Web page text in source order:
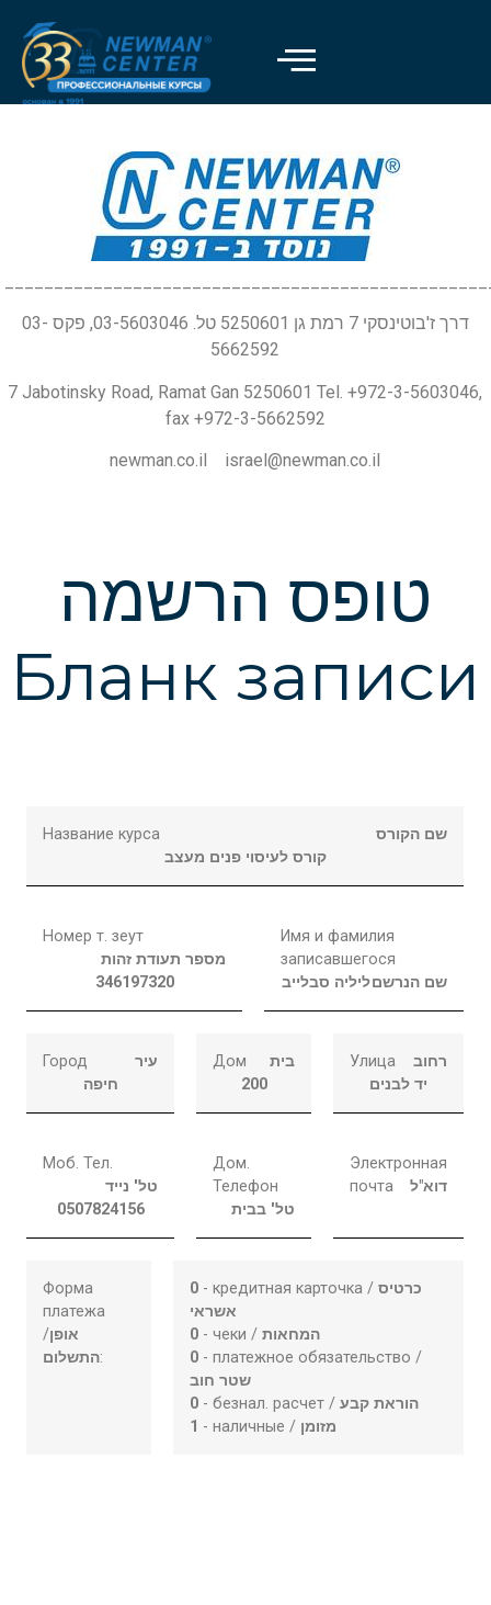
דרך ז'בוטינסקי 7 רמת גן 5250601 טל. 03-5603046, פקס 03-
5662592
7 Jabotinsky Road, Ramat Gan 5250601 Tel. +972-3-5603046,
fax +972-3-5662592
newman.co.il israel@newman.co.il
טופס הרשמה
Бланк записи
Название курса
שם הקורס
קורס לעיסוי פנים מעצב
Номер т. зеут
מספר תעודת זהות
346197320
Имя и фамилия
записавшегося
שם הנרשםליליה סבלייב
Город
עיר
חיפה
Дом
בית
200
Улица
רחוב
יד לבנים
Моб. Тел.
טל' נייד
0507824156
Дом.
Телефон
טל' בבית
Электронная
почта
דוא"ל
Форма
платежа
/אופן
התשלום:
0 - кредитная карточка /כרטיס
אשראי
0 - чеки /המחאות
0 - платежное обязательство /
שטר חוב
0 - безнал. расчет /הוראת קבע
1 - наличные / מזומן